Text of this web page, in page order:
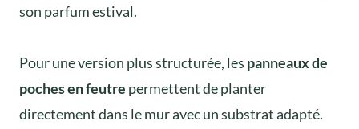
son parfum estival.
Pour une version plus structurée, les panneaux de
poches en feutre permettent de planter
directement dans le mur avec un substrat adapté.